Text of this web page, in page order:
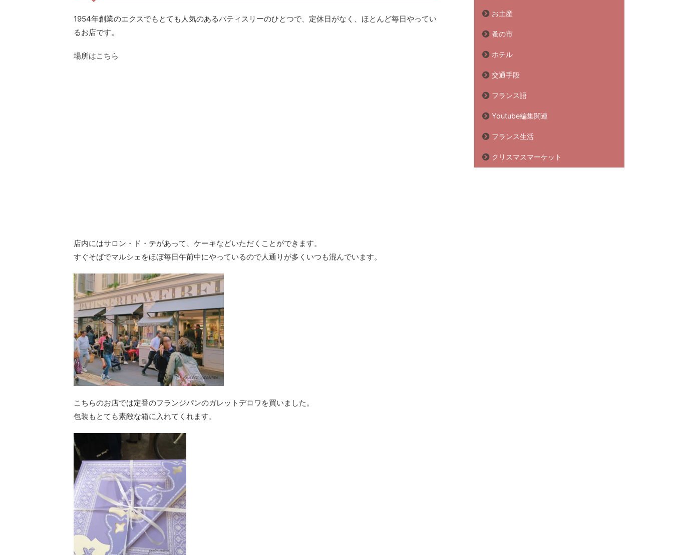
1954年創業のエクスでもとても人気のあるパティスリーのひとつで、定休日がなく、ほとんど毎日やってい
るお店です。
場所はこちら
店内にはサロン・ド・テがあって、ケーキなどいただくことができます。
すぐそばでマルシェをほぼ毎日午前中にやっているので人通りが多くいつも混んでいます。
こちらのお店では定番のフランジパンのガレットデロワを買いました。
包装もとても素敵な箱に入れてくれます。
お土産
蚤の市
ホテル
交通手段
フランス語
Youtube編集関連
フランス生活
クリスマスマーケット